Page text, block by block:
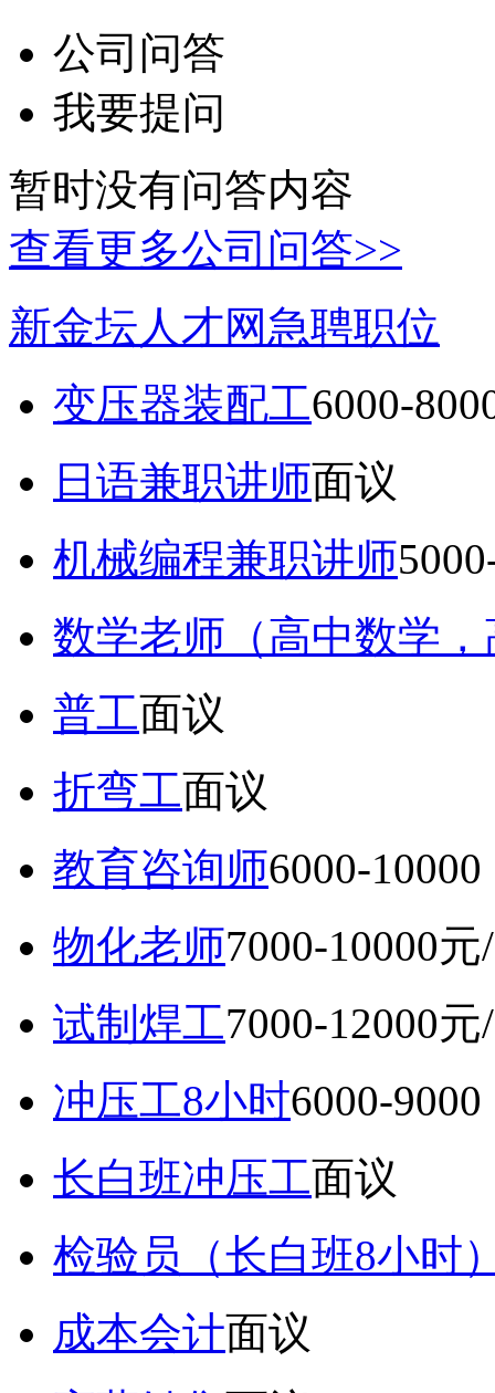
公司问答
我要提问
暂时没有问答内容
查看更多公司问答>>
新金坛人才网急聘职位
变压器装配工6000-
日语兼职讲师面议
机械编程兼职讲师
数学老师（高中数学
普工面议
折弯工面议
教育咨询师6000-
物化老师7000-10000元
试制焊工7000-12000元
冲压工8小时6000-
长白班冲压工面议
检验员（长白班8小时
成本会计面议